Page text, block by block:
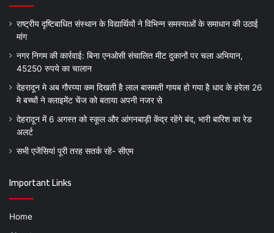
राष्ट्रीय दृष्टिबाधित संस्थान के विद्यार्थियों ने विभिन्न समस्याओं के समाधान की उठाई
मांग
नगर निगम की कार्रवाई: बिना एनओसी संचालित मीट दुकानों पर चला अभियान,
45250 रुपये का चालान
देहरादून मे अब गौरय्या कम दिखती है लाल बासमती गायब हो गया है धाद के हरेला 26
मे बच्चों ने क्लाइमेंट चेंज को बताया अपनी नजर से
देहरादून में 6 अगस्त को स्कूल और आंगनबाड़ी केंद्र रहेंगे बंद, भारी बारिश का रेड
अलर्ट
सभी एजेंसियां पूरी तरह सतर्क रहें- सीएम
Important Links
Home